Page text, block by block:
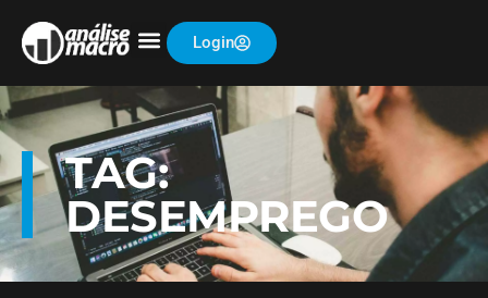
Login
TAG:
DESEMPREGO